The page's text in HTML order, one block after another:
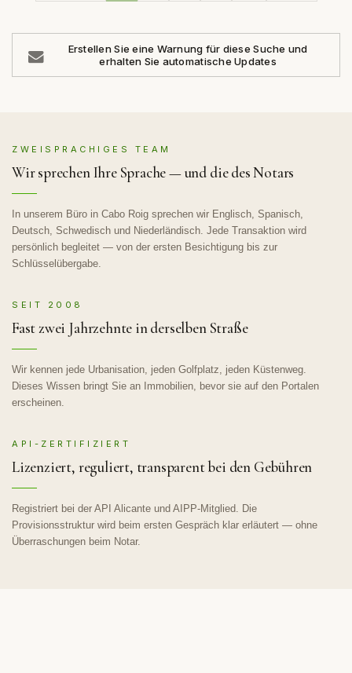
Erstellen Sie eine Warnung für diese Suche und
erhalten Sie automatische Updates
ZWEISPRACHIGES TEAM
Wir sprechen Ihre Sprache — und die des Notars
In unserem Büro in Cabo Roig sprechen wir Englisch, Spanisch,
Deutsch, Schwedisch und Niederländisch. Jede Transaktion wird
persönlich begleitet — von der ersten Besichtigung bis zur
Schlüsselübergabe.
SEIT 2008
Fast zwei Jahrzehnte in derselben Straße
Wir kennen jede Urbanisation, jeden Golfplatz, jeden Küstenweg.
Dieses Wissen bringt Sie an Immobilien, bevor sie auf den Portalen
erscheinen.
API-ZERTIFIZIERT
Lizenziert, reguliert, transparent bei den Gebühren
Registriert bei der API Alicante und AIPP-Mitglied. Die
Provisionsstruktur wird beim ersten Gespräch klar erläutert — ohne
Überraschungen beim Notar.